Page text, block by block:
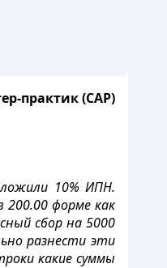
практик (САР)
10% ИПН.
200.00 форме как
сбор на 5000
разнести эти
какие суммы